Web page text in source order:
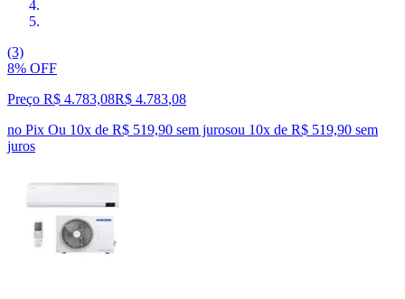
(3)
8% OFF
Preço R$ 4.783,08R$ 4.783,08
no Pix Ou 10x de R$ 519,90 sem jurosou 10x de R$ 519,90 sem
juros